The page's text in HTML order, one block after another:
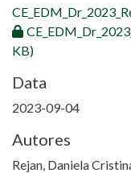
KB)
Data
2023-09-04
Autores
Rejan, Daniela